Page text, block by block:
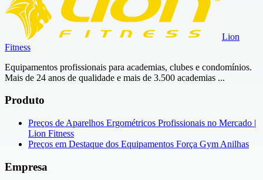
Lion
Fitness
Equipamentos profissionais para academias, clubes e condomínios.
Mais de 24 anos de qualidade e mais de 3.500 academias ...
Produto
Preços de Aparelhos Ergométricos Profissionais no Mercado |
Lion Fitness
Preços em Destaque dos Equipamentos Força Gym Anilhas
Empresa